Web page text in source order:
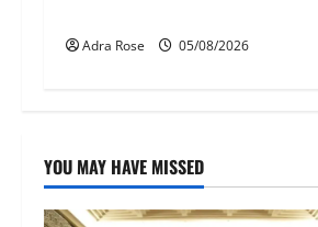
Adra Rose 05/08/2026
YOU MAY HAVE MISSED